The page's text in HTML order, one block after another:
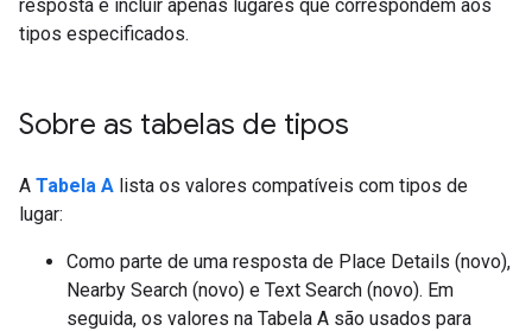
resposta e incluir apenas lugares que correspondem aos
tipos especificados.
Sobre as tabelas de tipos
A Tabela A lista os valores compatíveis com tipos de
lugar:
Como parte de uma resposta de Place Details (novo),
Nearby Search (novo) e Text Search (novo). Em
seguida, os valores na Tabela A são usados para